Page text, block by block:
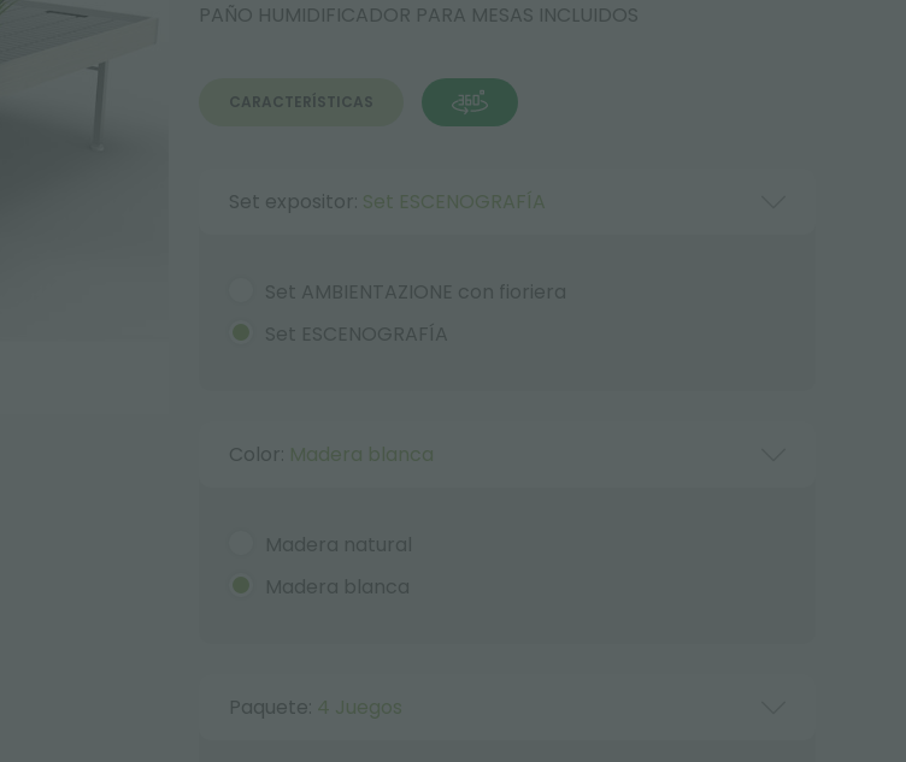
PAÑO HUMIDIFICADOR PARA MESAS INCLUIDOS
CARACTERÍSTICAS
Set expositor: Set ESCENOGRAFÍA
Set AMBIENTAZIONE con fioriera
Set ESCENOGRAFÍA
Color: Madera blanca
Madera natural
Madera blanca
Paquete: 4 Juegos